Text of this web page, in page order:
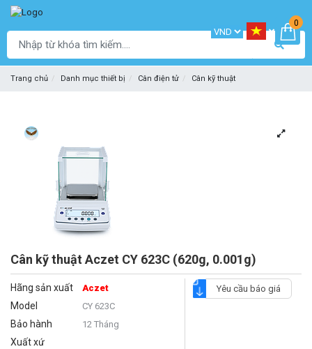
0
Trang chủ Danh mục thiết bị Cân điện tử Cân kỹ thuật
Cân kỹ thuật Aczet CY 623C (620g, 0.001g)
Hãng sản xuất Aczet
Model CY 623C
Bảo hành 12 Tháng
Xuất xứ
Yêu cầu báo giá